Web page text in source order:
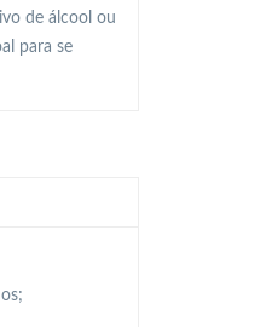
de álcool ou
para se